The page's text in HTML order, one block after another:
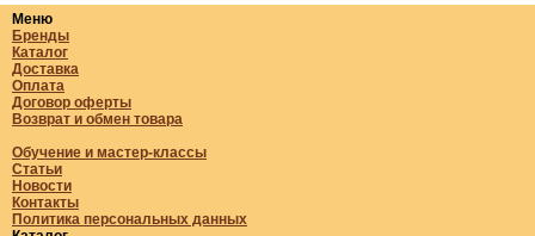
Меню
Бренды
Каталог
Доставка
Оплата
Договор оферты
Возврат и обмен товара
Обучение и мастер-классы
Статьи
Новости
Контакты
Политика персональных данных